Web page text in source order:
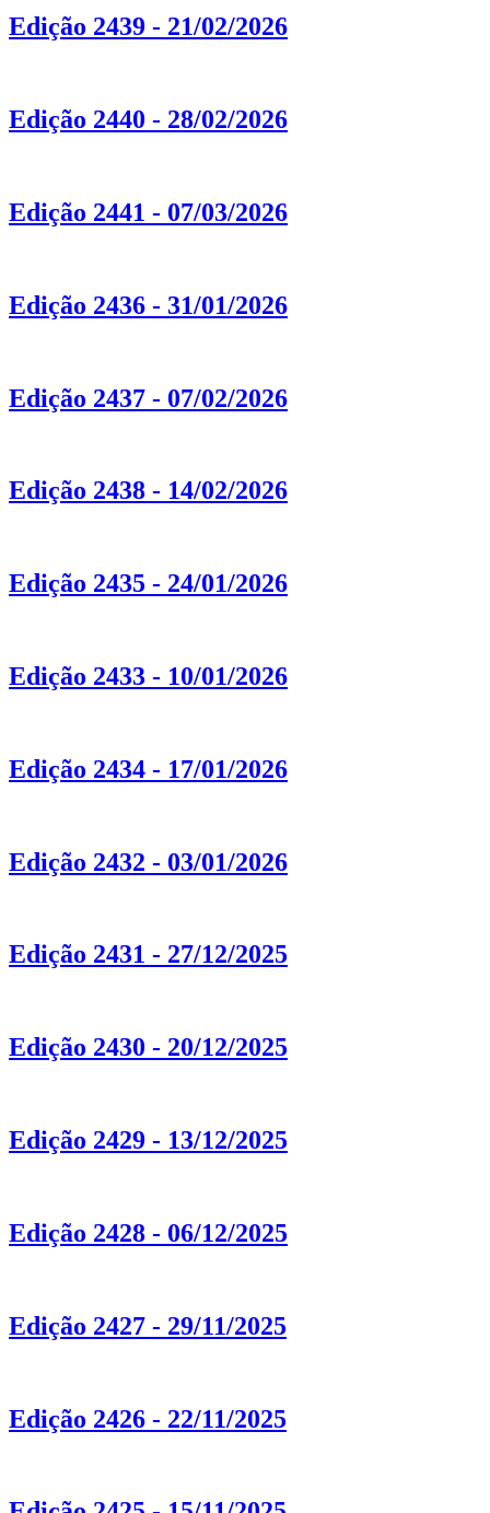
Edição 2439 - 21/02/2026
Edição 2440 - 28/02/2026
Edição 2441 - 07/03/2026
Edição 2436 - 31/01/2026
Edição 2437 - 07/02/2026
Edição 2438 - 14/02/2026
Edição 2435 - 24/01/2026
Edição 2433 - 10/01/2026
Edição 2434 - 17/01/2026
Edição 2432 - 03/01/2026
Edição 2431 - 27/12/2025
Edição 2430 - 20/12/2025
Edição 2429 - 13/12/2025
Edição 2428 - 06/12/2025
Edição 2427 - 29/11/2025
Edição 2426 - 22/11/2025